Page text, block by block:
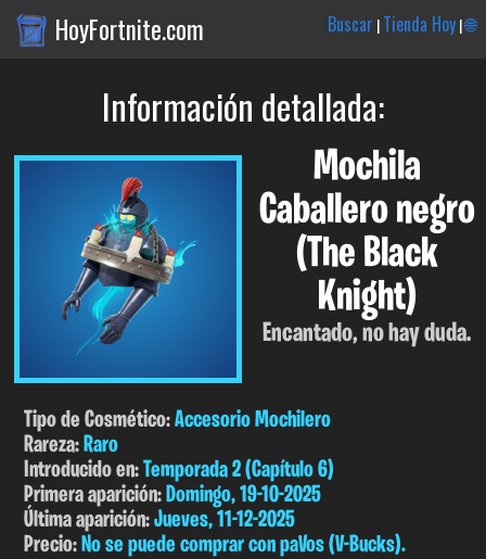
HoyFortnite.com Buscar |Tienda Hoy|🌐
Información detallada:
Mochila
Caballero negro
(The Black
Knight)
Encantado, no hay duda.
Tipo de Cosmético:Accesorio Mochilero
Rareza:Raro
Introducido en:Temporada 2 (Capítulo 6)
Primera aparición:Domingo, 19-10-2025
Última aparición:Jueves, 11-12-2025
Precio:No se puede comprar con paVos (V-Bucks).